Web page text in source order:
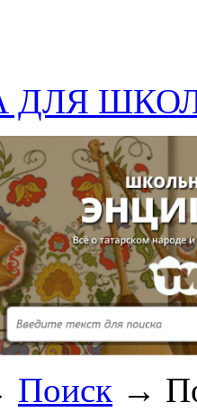
ДЛЯ
Поиск →